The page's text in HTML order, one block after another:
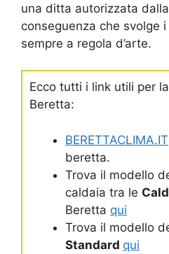
una ditta autorizzata
conseguenza che svolge
sempre a regola d’arte.
Ecco tutti i link utili per
Beretta:
BERETTACLIMA.IT
beretta.
Trova il modello
caldaia tra le
Beretta qui
Trova il modello
Standard qui